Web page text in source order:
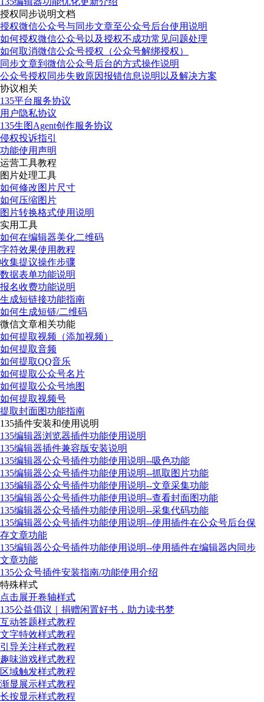
授权同步说明文档
授权微信公众号与同步文章至公众号后台使用说明
如何授权微信公众号以及授权不成功常见问题处理
如何取消微信公众号授权（公众号解绑授权）
同步文章到微信公众号后台的方式操作说明
公众号授权同步失败原因报错信息说明以及解决方案
协议相关
135平台服务协议
用户隐私协议
135生图Agent创作服务协议
侵权投诉指引
功能使用声明
运营工具教程
图片处理工具
如何修改图片尺寸
如何压缩图片
图片转换格式使用说明
实用工具
如何在编辑器美化二维码
字符效果使用教程
收集提议操作步骤
数据表单功能说明
报名收费功能说明
生成短链接功能指南
如何生成短链/二维码
微信文章相关功能
如何提取视频（添加视频）
如何提取音频
如何提取QQ音乐
如何提取公众号名片
如何提取公众号地图
如何提取视频号
提取封面图功能指南
135插件安装和使用说明
135编辑器浏览器插件功能使用说明
135编辑器插件兼容版安装说明
135编辑器公众号插件功能使用说明--吸色功能
135编辑器公众号插件功能使用说明--抓取图片功能
135编辑器公众号插件功能使用说明--文章采集功能
135编辑器公众号插件功能使用说明--查看封面图功能
135编辑器公众号插件功能使用说明--采集代码功能
135编辑器公众号插件功能使用说明--使用插件在公众号后台保
存文章功能
135编辑器公众号插件功能使用说明--使用插件在编辑器内同步
文章功能
135公众号插件安装指南/功能使用介绍
特殊样式
点击展开卷轴样式
135公益倡议｜捐赠闲置好书，助力读书梦
互动答题样式教程
文字特效样式教程
引导关注样式教程
趣味游戏样式教程
区域触发样式教程
渐显展示样式教程
长按显示样式教程